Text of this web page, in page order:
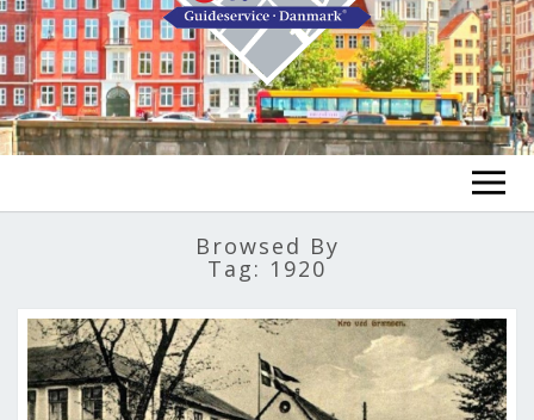
SPLENDID SPOTS
BOOKING
LOG IND
Browsed By
Tag: 1920